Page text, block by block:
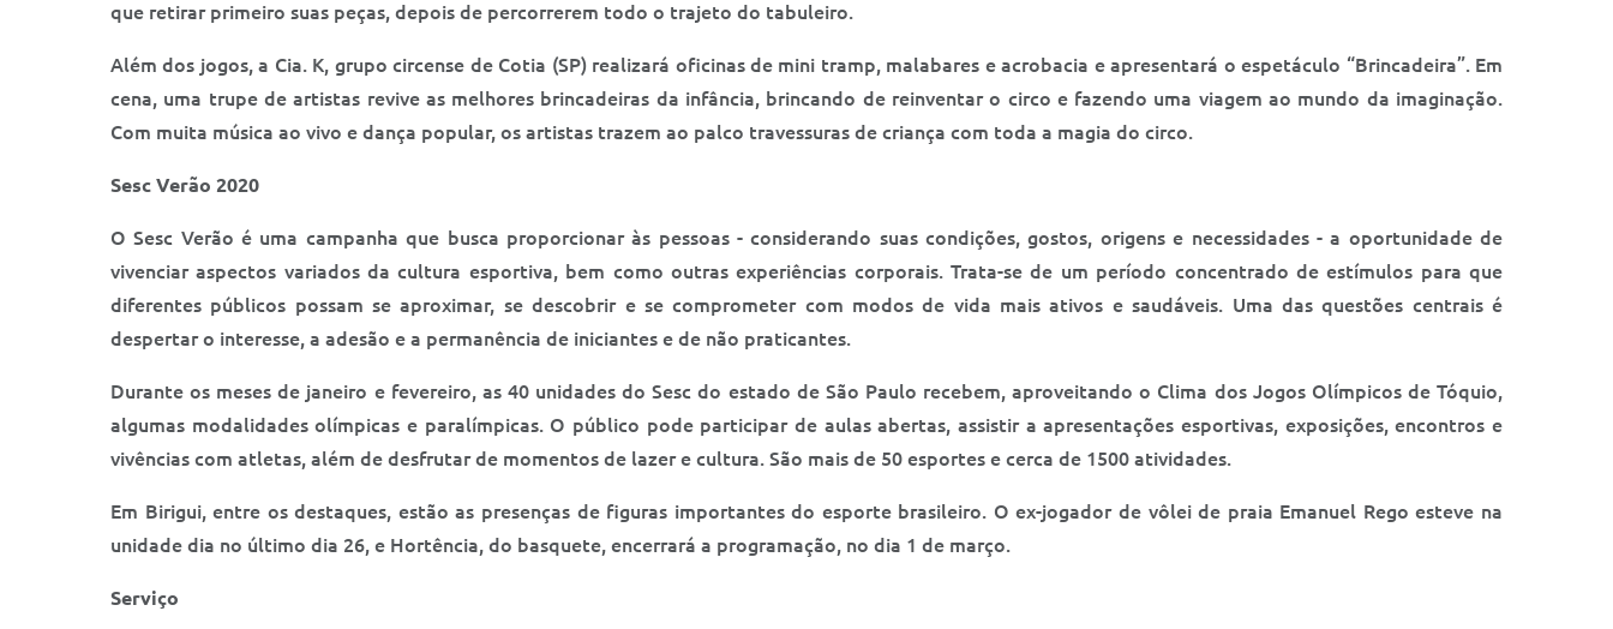
que retirar primeiro suas peças, depois de percorrerem todo o trajeto do tabuleiro.
Além dos jogos, a Cia. K, grupo circense de Cotia (SP) realizará oficinas de mini tramp, malabares e acrobacia e apresentará o espetáculo “Brincadeira”. Em
cena, uma trupe de artistas revive as melhores brincadeiras da infância, brincando de reinventar o circo e fazendo uma viagem ao mundo da imaginação.
Com muita música ao vivo e dança popular, os artistas trazem ao palco travessuras de criança com toda a magia do circo.
Sesc Verão 2020
O Sesc Verão é uma campanha que busca proporcionar às pessoas - considerando suas condições, gostos, origens e necessidades - a oportunidade de
vivenciar aspectos variados da cultura esportiva, bem como outras experiências corporais. Trata-se de um período concentrado de estímulos para que
diferentes públicos possam se aproximar, se descobrir e se comprometer com modos de vida mais ativos e saudáveis. Uma das questões centrais é
despertar o interesse, a adesão e a permanência de iniciantes e de não praticantes.
Durante os meses de janeiro e fevereiro, as 40 unidades do Sesc do estado de São Paulo recebem, aproveitando o Clima dos Jogos Olímpicos de Tóquio,
algumas modalidades olímpicas e paralímpicas. O público pode participar de aulas abertas, assistir a apresentações esportivas, exposições, encontros e
vivências com atletas, além de desfrutar de momentos de lazer e cultura. São mais de 50 esportes e cerca de 1500 atividades.
Em Birigui, entre os destaques, estão as presenças de figuras importantes do esporte brasileiro. O ex-jogador de vôlei de praia Emanuel Rego esteve na
unidade dia no último dia 26, e Hortência, do basquete, encerrará a programação, no dia 1 de março.
Serviço